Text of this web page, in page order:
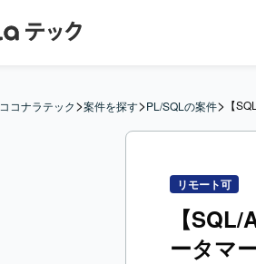
ココナラテック>案件を探す>PL/SQLの案件> 【
リモート可
【
ータマ